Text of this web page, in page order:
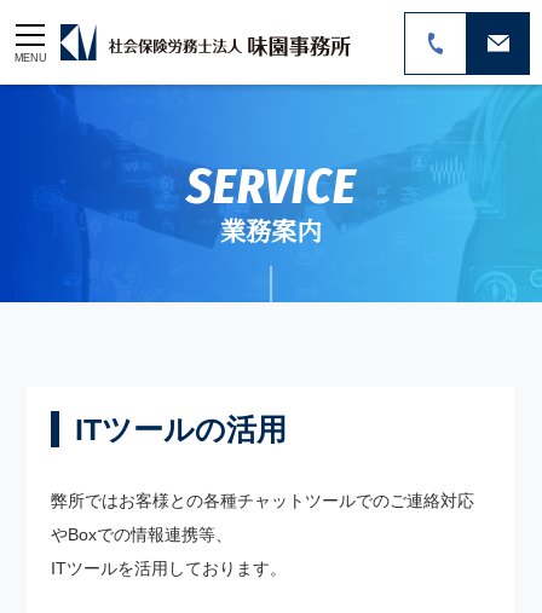
MENU
SERVICE
業務案内
ITツールの活用
弊所ではお客様との各種チャットツールでのご連絡対応
やBoxでの情報連携等、
ITツールを活用しております。